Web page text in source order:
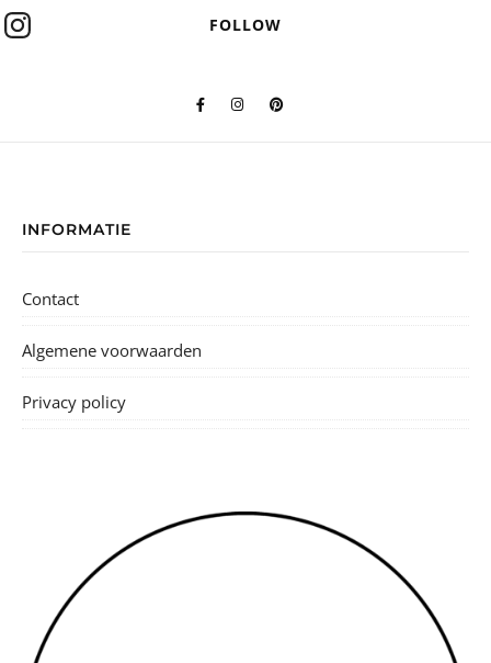
FOLLOW
INFORMATIE
Contact
Algemene voorwaarden
Privacy policy